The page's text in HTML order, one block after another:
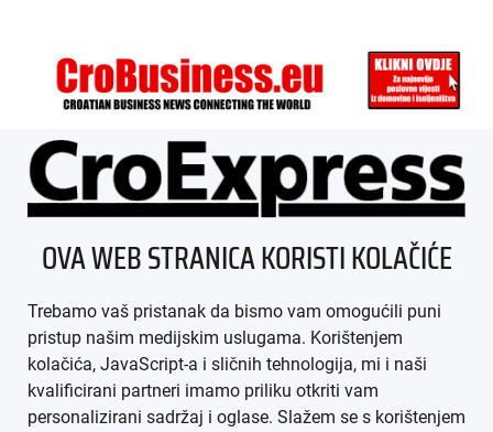
ÜBER UNS
IMPRESSUM
AGB
DATENSCHUTZ
OVA WEB STRANICA KORISTI KOLAČIĆE
Trebamo vaš pristanak da bismo vam omogućili puni
pristup našim medijskim uslugama. Korištenjem
kolačića, JavaScript-a i sličnih tehnologija, mi i naši
kvalificirani partneri imamo priliku otkriti vam
personalizirani sadržaj i oglase. Slažem se s korištenjem